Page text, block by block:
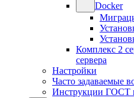
Docker
Комплекс 2
сервера
Настройки
Часто задаваемые
Инструкции ГОСТ